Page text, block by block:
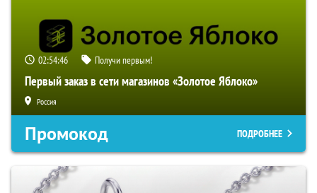
02:54:45 Получи первым!
Первый заказ в сети магазинов «Золотое Яблоко»
Россия
Промокод ПОДРОБНЕЕ